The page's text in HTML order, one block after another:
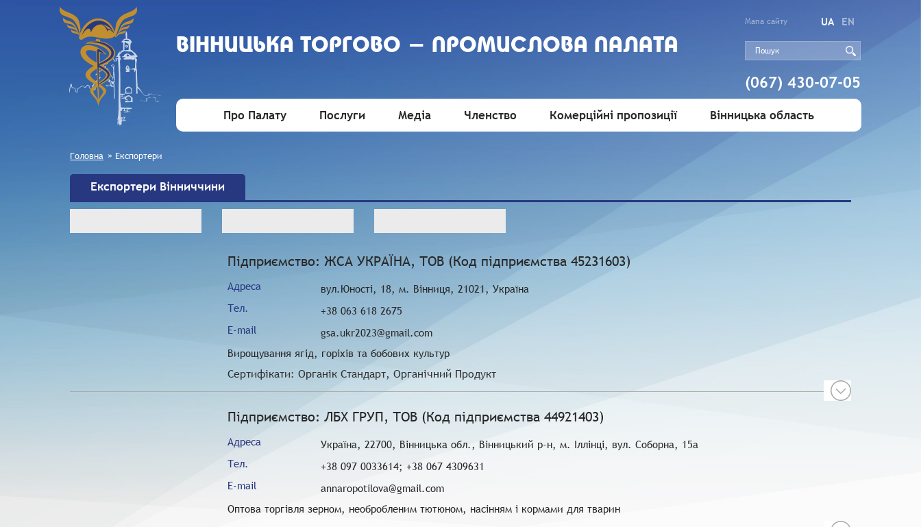
ВIННИЦЬКА ТОРГОВО - ПРОМИСЛОВА ПАЛАТА
Мапа сайту UA EN
(067) 430-07-05
Про Палату Послуги Медіа Членство Комерційні пропозиції Вінницька область
Головна » Експортери
Експортери Вінниччини
Підприємство: ЖСА УКРАЇНА, ТОВ (Код підприємства 45231603)
Адреса
вул.Юності, 18, м. Вінниця, 21021, Україна
Тел.
+38 063 618 2675
E-mail
gsa.ukr2023@gmail.com
Вирощування ягід, горіхів та бобових культур
Сертифікати: Органік Стандарт, Органічний Продукт
Підприємство: ЛБХ ГРУП, ТОВ (Код підприємства 44921403)
Адреса
Україна, 22700, Вінницька обл., Вінницький р-н, м. Іллінці, вул. Соборна, 15а
Тел.
+38 097 0033614; +38 067 4309631
E-mail
annaropotilova@gmail.com
Оптова торгівля зерном, необробленим тютюном, насінням і кормами для тварин